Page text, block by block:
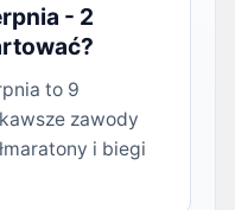
- 2
to 9
zawody
i biegi